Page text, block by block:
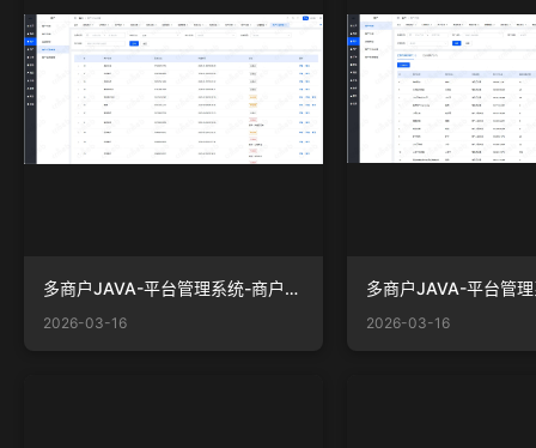
多商户JAVA-平台管理系统-商户-商户入驻申请.png
2026-03-16 2026-03-16